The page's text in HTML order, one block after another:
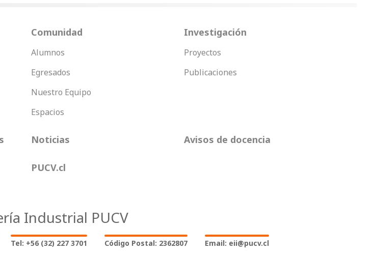
Comunidad
Alumnos
Egresados
Nuestro Equipo
Espacios
Investigación
Proyectos
Publicaciones
Noticias Avisos de docencia
PUCV.cl
Industrial PUCV
Tel: +56 (32) 227 3701 Código Postal: 2362807 Email: eii@pucv.cl